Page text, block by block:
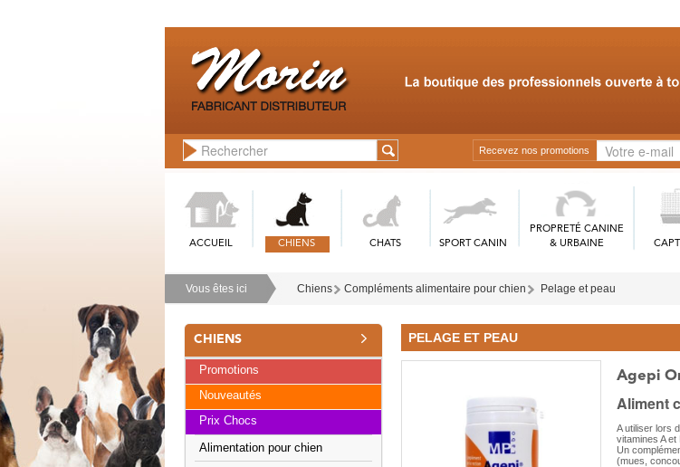
Recevez nos promotions
ACCUEIL CHIENS CHATS SPORT CANIN
PROPRETÉ CANINE
& URBAINE
Vous êtes ici Chiens Compléments alimentaire pour chien Pelage et peau
CHIENS
Promotions
Nouveautés
Prix Chocs
Alimentation pour chien
PELAGE ET PEAU
Agepi
Aliment
A utiliser lors
vitamines A
Un
(mues,